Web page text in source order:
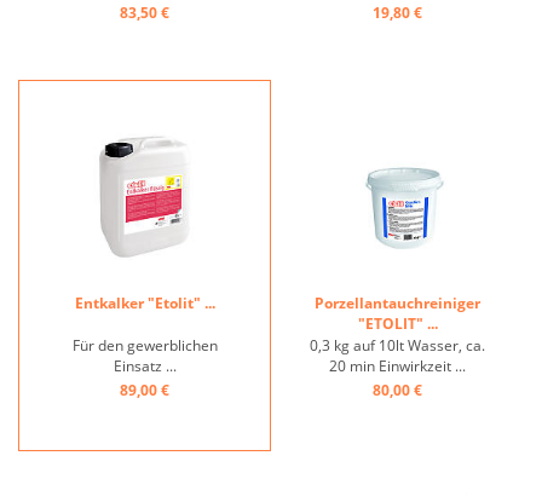
83,50 €
19,80 €
Entkalker "Etolit" ...
Für den gewerblichen
Einsatz ...
89,00 €
Porzellantauchreiniger
"ETOLIT" ...
0,3 kg auf 10lt Wasser, ca.
20 min Einwirkzeit ...
80,00 €